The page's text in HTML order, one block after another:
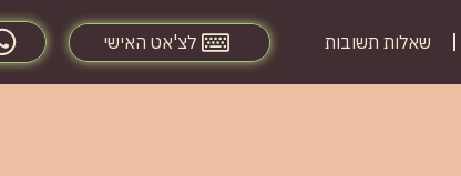
שאלות תשובות לצ'אט האישי